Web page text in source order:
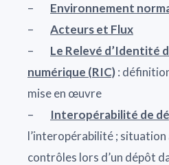
– Environnement
– Acteurs et Flux
– Le Relevé
numérique (RIC):
mise en œuvre
– Interopérabilité de
l’interopérabilité ; situation
contrôles lors d’un dépôt